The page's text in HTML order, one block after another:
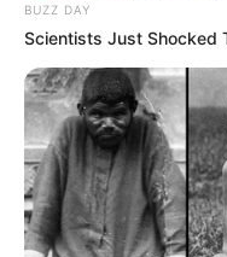
BUZZ DAY
Scientists Just Shocked